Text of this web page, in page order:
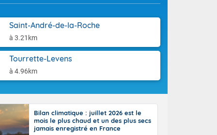
Saint-André-de-la-Roche
à 3.21km
Tourrette-Levens
à 4.96km
l'après-
il fait
30 à 35
Bilan climatique : juillet 2026 est le
mois le plus chaud et un des plus secs
jamais enregistré en France